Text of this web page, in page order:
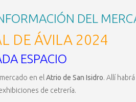
DEL
DE ÁVILA 2024
ESPACIO
en el Atrio de San Isidro. Allí
de cetrería.